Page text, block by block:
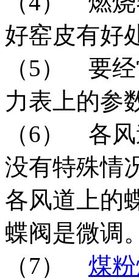
好窑皮有好
（5） 要
力表上的参
（6） 各
没有特殊情
各风
蝶阀是微调。
（7） 煤